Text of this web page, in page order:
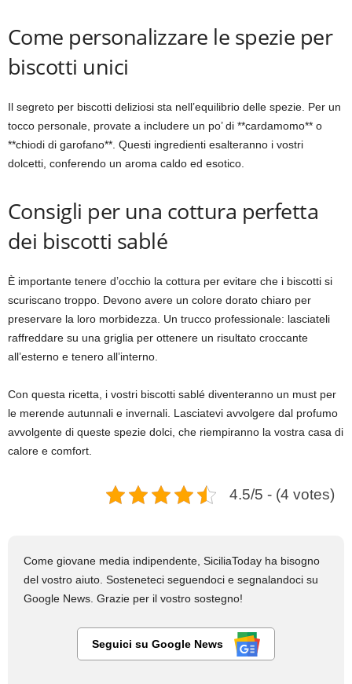
Come personalizzare le spezie per
biscotti unici
Il segreto per biscotti deliziosi sta nell’equilibrio delle spezie. Per un
tocco personale, provate a includere un po’ di **cardamomo** o
**chiodi di garofano**. Questi ingredienti esalteranno i vostri
dolcetti, conferendo un aroma caldo ed esotico.
Consigli per una cottura perfetta
dei biscotti sablé
È importante tenere d’occhio la cottura per evitare che i biscotti si
scuriscano troppo. Devono avere un colore dorato chiaro per
preservare la loro morbidezza. Un trucco professionale: lasciateli
raffreddare su una griglia per ottenere un risultato croccante
all’esterno e tenero all’interno.
Con questa ricetta, i vostri biscotti sablé diventeranno un must per
le merende autunnali e invernali. Lasciatevi avvolgere dal profumo
avvolgente di queste spezie dolci, che riempiranno la vostra casa di
calore e comfort.
4.5/5 - (4 votes)
Come giovane media indipendente, SiciliaToday ha bisogno
del vostro aiuto. Sosteneteci seguendoci e segnalandoci su
Google News. Grazie per il vostro sostegno!
Seguici su Google News